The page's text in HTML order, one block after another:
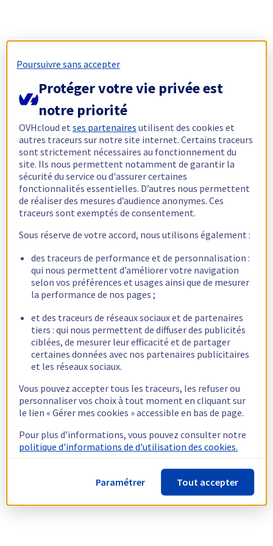
Poursuivre sans accepter
Protéger votre vie privée est
notre priorité
OVHcloud etses partenaires utilisent des cookies et
autres traceurs sur notre site internet. Certains traceurs
sont strictement nécessaires au fonctionnement du
site. Ils nous permettent notamment de garantir la
sécurité du service ou d'assurer certaines
fonctionnalités essentielles. D’autres nous permettent
de réaliser des mesures d’audience anonymes. Ces
traceurs sont exemptés de consentement.
Sous réserve de votre accord, nous utilisons également :
des traceurs de performance et de personnalisation :
qui nous permettent d’améliorer votre navigation
selon vos préférences et usages ainsi que de mesurer
la performance de nos pages ;
et des traceurs de réseaux sociaux et de partenaires
tiers : qui nous permettent de diffuser des publicités
ciblées, de mesurer leur efficacité et de partager
certaines données avec nos partenaires publicitaires
et les réseaux sociaux.
Vous pouvez accepter tous les traceurs, les refuser ou
personnaliser vos choix à tout moment en cliquant sur
le lien « Gérer mes cookies » accessible en bas de page.
Pour plus d’informations, vous pouvez consulter notre
politique d'informations de d'utilisation des cookies.
Paramétrer Tout accepter